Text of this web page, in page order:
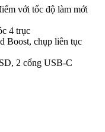
với tốc độ làm mới
4 trục
Boost, chụp liên tục
2 cổng USB-C